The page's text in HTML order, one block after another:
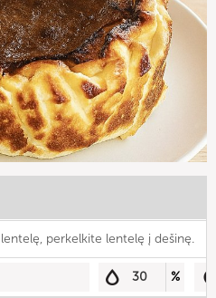
perkelkite lentelę į dešinę.
30 %